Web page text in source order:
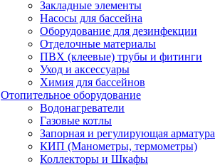
Закладные элементы
Насосы для бассейна
Оборудование для дезинфекции
Отделочные материалы
ПВХ (клеевые) трубы и фитинги
Уход и аксессуары
Химия для бассейнов
Отопительное оборудование
Водонагреватели
Газовые котлы
Запорная и регулирующая арматура
КИП (Манометры, термометры)
Коллекторы и Шкафы